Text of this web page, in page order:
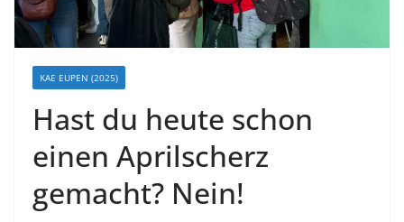
KAE EUPEN (2025)
Hast du heute schon
einen Aprilscherz
gemacht? Nein!